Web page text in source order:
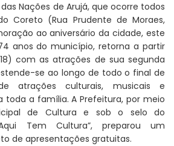
Nações de Arujá, que ocorre todos
Coreto (Rua Prudente de Moraes,
ao aniversário da cidade, este
anos do município, retorna a partir
com as atrações de sua segunda
se ao longo de todo o final de
atrações culturais, musicais e
a família. A Prefeitura, por meio
de Cultura e sob o selo do
Tem Cultura”, preparou um
de apresentações gratuitas.